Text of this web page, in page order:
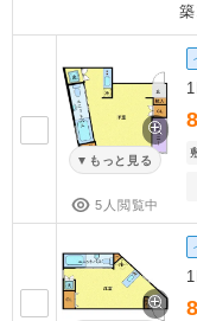
もっと見る
5人閲覧中